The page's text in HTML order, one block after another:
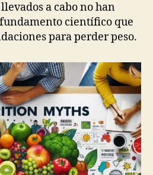
a cabo no han
científico que
para perder peso.